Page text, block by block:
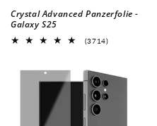
Crystal Advanced Panzerfolie -
Galaxy S25
(3714)3714